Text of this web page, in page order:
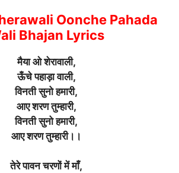
Oonche Pahada
Bhajan Lyrics
मैया ओ शेरावाली,
ऊँचे पहाड़ा वाली,
विनती सुनो हमारी,
आए शरण तुम्हारी,
विनती सुनो हमारी,
आए शरण तुम्हारी।।
तेरे पावन चरणों में माँ,